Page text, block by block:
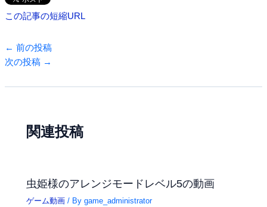
この記事の短縮URL
← 前の投稿
次の投稿 →
関連投稿
虫姫様のアレンジモードレベル5の動画
ゲーム動画 / Bygame_administrator